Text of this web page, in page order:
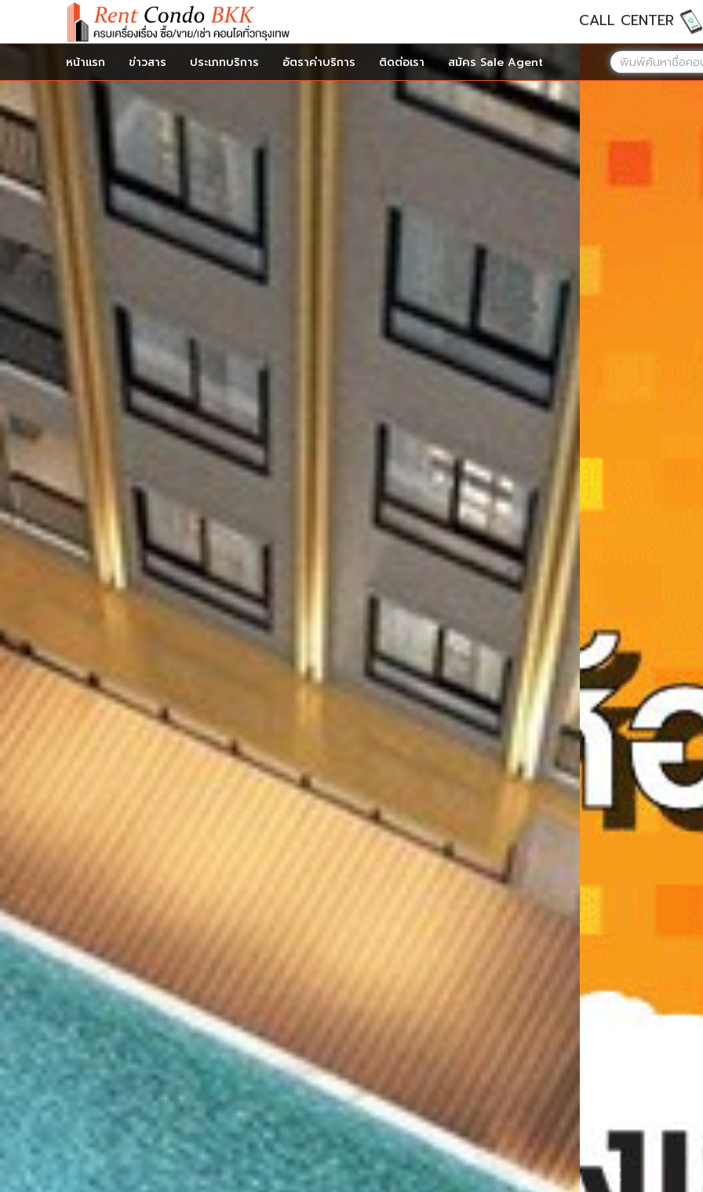
CALL CENTER
หน้าแรก ข่าวสาร ประเภทบริการ อัตราค่าบริการ ติดต่อเรา สมัคร Sale Agent
Previous